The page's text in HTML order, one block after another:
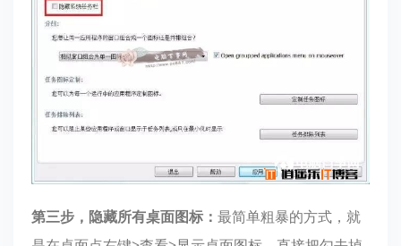
第三步，隐藏所有桌面图标： 最简单粗暴的方式，就